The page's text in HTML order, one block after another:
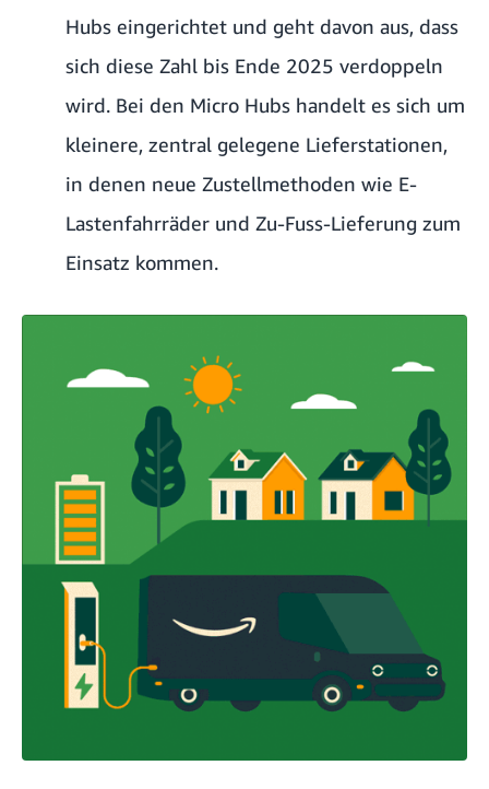
Hubs eingerichtet und geht davon aus, dass
sich diese Zahl bis Ende 2025 verdoppeln
wird. Bei den Micro Hubs handelt es sich um
kleinere, zentral gelegene Lieferstationen,
in denen neue Zustellmethoden wie E-
Lastenfahrräder und Zu-Fuss-Lieferung zum
Einsatz kommen.